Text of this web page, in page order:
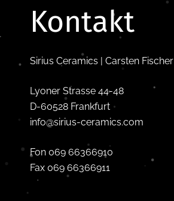
Kontakt
Sirius Ceramics | Carsten Fischer
Lyoner Strasse 44-48
D-60528 Frankfurt
info@sirius-ceramics.com
Fon 069 66366910
Fax 069 66366911